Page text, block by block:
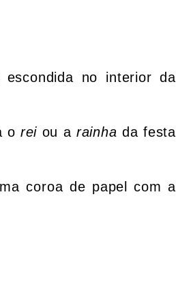
no interior da
o rei ou a rainha da festa
coroa de papel com a